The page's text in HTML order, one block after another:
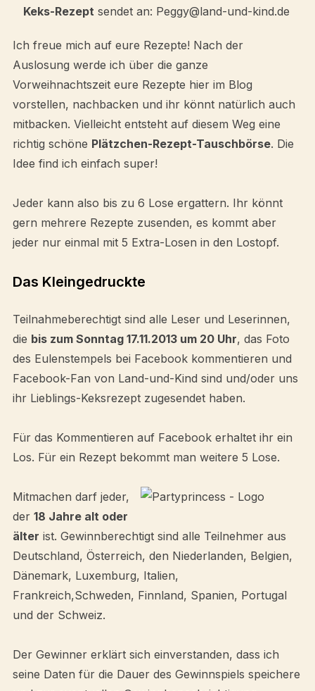
Keks-Rezept sendet an: Peggy@land-und-kind.de
Ich freue mich auf eure Rezepte! Nach der
Auslosung werde ich über die ganze
Vorweihnachtszeit eure Rezepte hier im Blog
vorstellen, nachbacken und ihr könnt natürlich auch
mitbacken. Vielleicht entsteht auf diesem Weg eine
richtig schöne Plätzchen-Rezept-Tauschbörse. Die
Idee find ich einfach super!
Jeder kann also bis zu 6 Lose ergattern. Ihr könnt
gern mehrere Rezepte zusenden, es kommt aber
jeder nur einmal mit 5 Extra-Losen in den Lostopf.
Das Kleingedruckte
Teilnahmeberechtigt sind alle Leser und Leserinnen,
die bis zum Sonntag 17.11.2013 um 20 Uhr, das Foto
des Eulenstempels bei Facebook kommentieren und
Facebook-Fan von Land-und-Kind sind und/oder uns
ihr Lieblings-Keksrezept zugesendet haben.
Für das Kommentieren auf Facebook erhaltet ihr ein
Los. Für ein Rezept bekommt man weitere 5 Lose.
Mitmachen darf jeder,
der 18 Jahre alt oder
älter ist. Gewinnberechtigt sind alle Teilnehmer aus
Deutschland, Österreich, den Niederlanden, Belgien,
Dänemark, Luxemburg, Italien,
Frankreich,Schweden, Finnland, Spanien, Portugal
und der Schweiz.
Der Gewinner erklärt sich einverstanden, dass ich
seine Daten für die Dauer des Gewinnspiels speichere